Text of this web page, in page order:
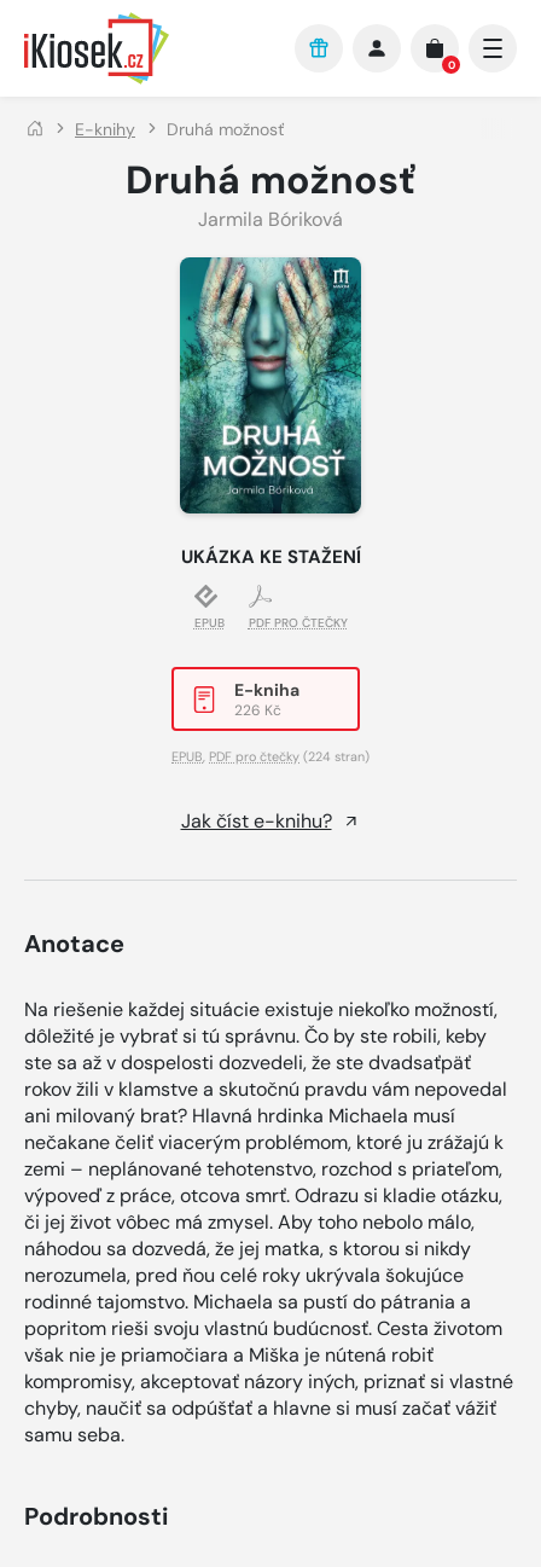
Přejít na hlavní obsah
0
E-knihy Druhá možnosť
Druhá možnosť
Jarmila Bóriková
UKÁZKA KE STAŽENÍ
EPUB PDF PRO ČTEČKY
E-kniha
226 Kč
EPUB, PDF pro čtečky (224 stran)
Jak číst e-knihu?
Anotace
Na riešenie každej situácie existuje niekoľko možností,
dôležité je vybrať si tú správnu. Čo by ste robili, keby
ste sa až v dospelosti dozvedeli, že ste dvadsaťpäť
rokov žili v klamstve a skutočnú pravdu vám nepovedal
ani milovaný brat? Hlavná hrdinka Michaela musí
nečakane čeliť viacerým problémom, ktoré ju zrážajú k
zemi – neplánované tehotenstvo, rozchod s priateľom,
výpoveď z práce, otcova smrť. Odrazu si kladie otázku,
či jej život vôbec má zmysel. Aby toho nebolo málo,
náhodou sa dozvedá, že jej matka, s ktorou si nikdy
nerozumela, pred ňou celé roky ukrývala šokujúce
rodinné tajomstvo. Michaela sa pustí do pátrania a
popritom rieši svoju vlastnú budúcnosť. Cesta životom
však nie je priamočiara a Miška je nútená robiť
kompromisy, akceptovať názory iných, priznať si vlastné
chyby, naučiť sa odpúšťať a hlavne si musí začať vážiť
samu seba.
Podrobnosti